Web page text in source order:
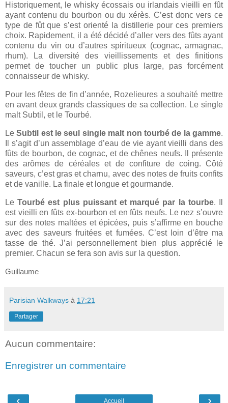
Historiquement, le whisky écossais ou irlandais vieilli en fût
ayant contenu du bourbon ou du xérès. C’est donc vers ce
type de fût que s’est orienté la distillerie pour ces premiers
choix. Rapidement, il a été décidé d’aller vers des fûts ayant
contenu du vin ou d’autres spiritueux (cognac, armagnac,
rhum). La diversité des vieillissements et des finitions
permet de toucher un public plus large, pas forcément
connaisseur de whisky.
Pour les fêtes de fin d’année, Rozelieures a souhaité mettre
en avant deux grands classiques de sa collection. Le single
malt Subtil, et le Tourbé.
LeSubtil est le seul single malt non tourbé de la gamme.
Il s’agit d’un assemblage d’eau de vie ayant vieilli dans des
fûts de bourbon, de cognac, et de chênes neufs. Il présente
des arômes de céréales et de confiture de coing. Côté
saveurs, c’est gras et charnu, avec des notes de fruits confits
et de vanille. La finale et longue et gourmande.
LeTourbé est plus puissant et marqué par la tourbe. Il
est vieilli en fûts ex-bourbon et en fûts neufs. Le nez s’ouvre
sur des notes maltées et épicées, puis s’affirme en bouche
avec des saveurs fruitées et fumées. C’est loin d’être ma
tasse de thé. J’ai personnellement bien plus apprécié le
premier. Chacun se fera son avis sur la question.
Guillaume
Parisian Walkways à 17:21
Partager
Aucun commentaire:
Enregistrer un commentaire
‹ ›
Accueil